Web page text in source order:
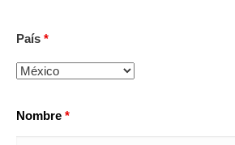
País *
Nombre *